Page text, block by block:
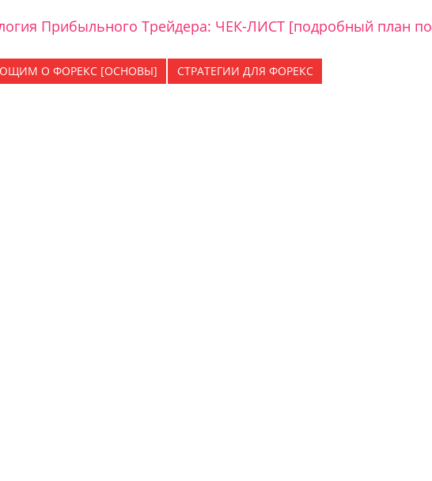
Прибыльного Трейдера: ЧЕК-ЛИСТ [подробный план по
О ФОРЕКС [ОСНОВЫ] СТРАТЕГИИ ДЛЯ ФОРЕКС